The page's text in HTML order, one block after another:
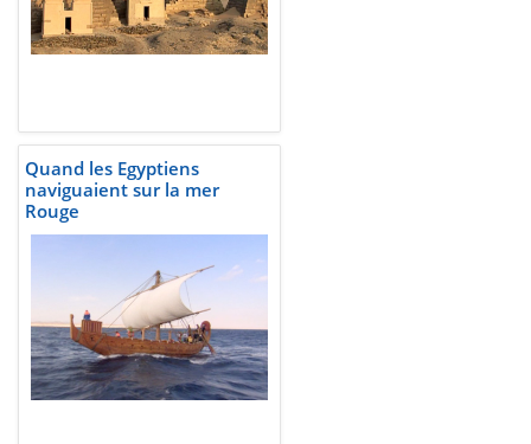
Quand les Egyptiens
naviguaient sur la mer
Rouge